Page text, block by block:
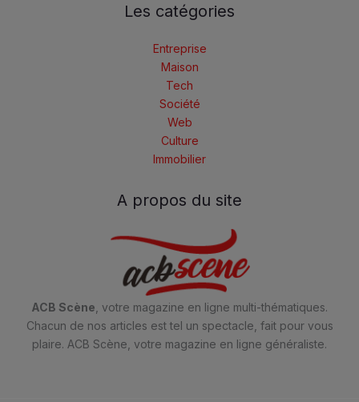
Les catégories
Entreprise
Maison
Tech
Société
Web
Culture
Immobilier
A propos du site
ACB Scène , votre magazine en ligne multi-thématiques.
Chacun de nos articles est tel un spectacle, fait pour vous
plaire. ACB Scène, votre magazine en ligne généraliste.